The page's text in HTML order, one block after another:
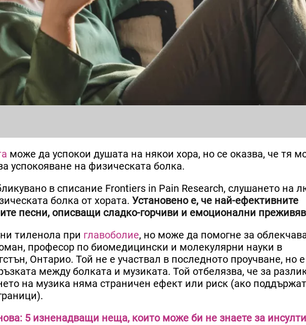
може да успокои душата на някои хора, но се оказва, че тя
успокояване на физическата болка.
в списание Frontiers in Pain Research, слушането на
болка от хората. Установено е, че най-ефективните
песни, описващи сладко-горчиви и емоционални
тиленола при главоболие, но може да помогне за
професор по биомедицински и молекулярни науки в
Онтарио. Той не е участвал в последното проучване, но
между болката и музиката. Той отбелязва, че за
на музика няма страничен ефект или риск (ако
5 изненадващи неща, които може би не знаете за